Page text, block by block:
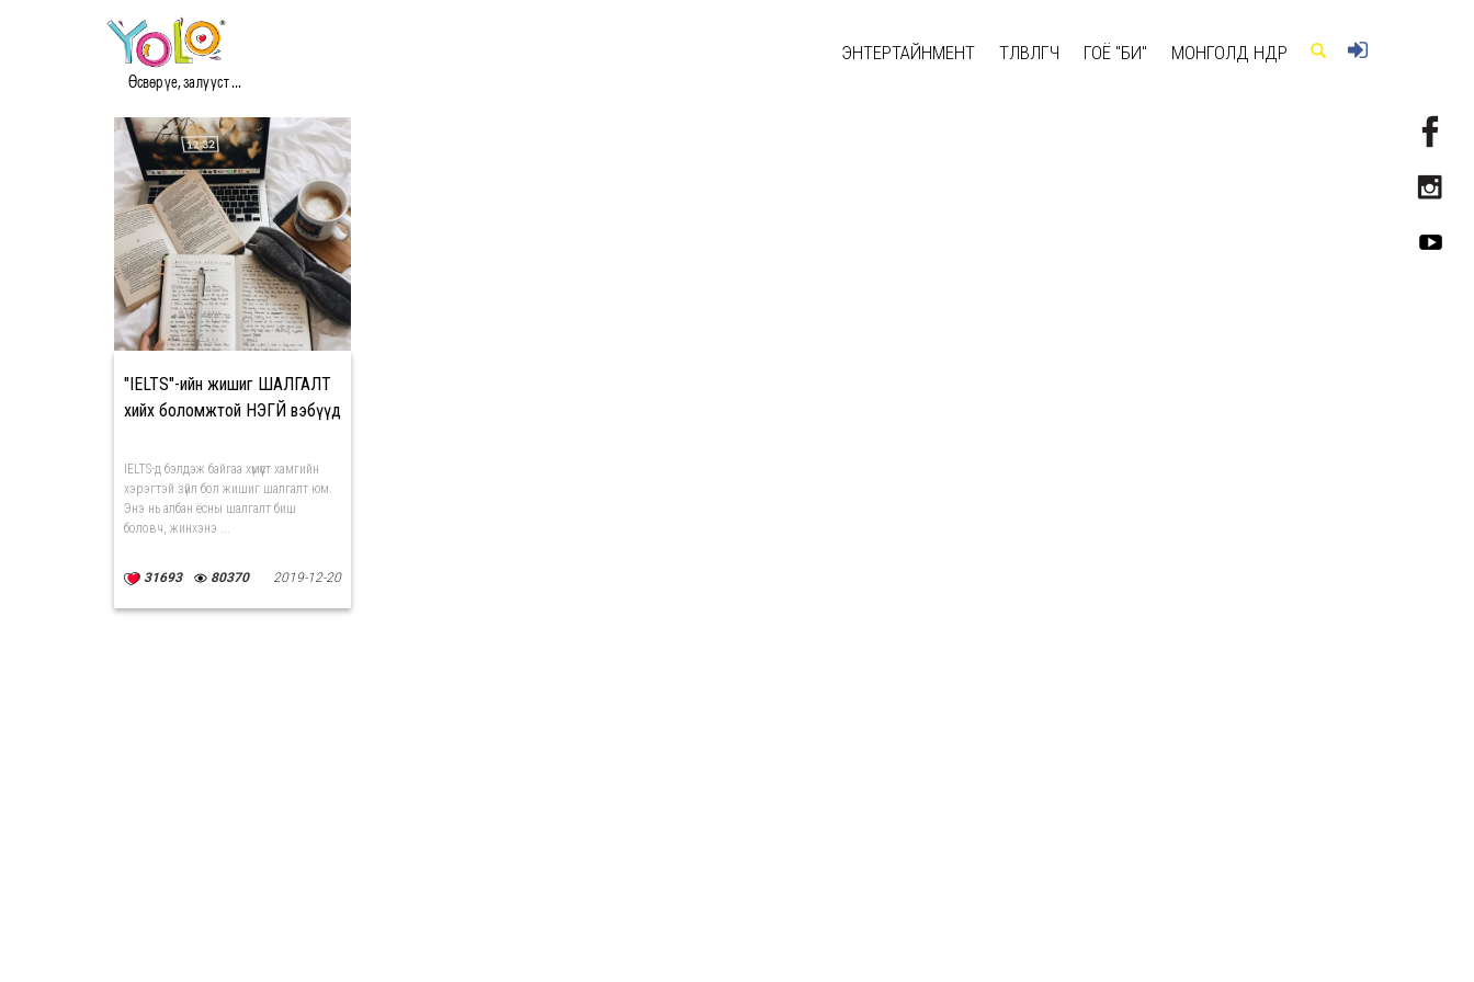
Өсвөр үе, залууст ...
ЭНТЕРТАЙНМЕНТ ТӨЛӨВЛӨГЧ ГОЁ "БИ" МОНГОЛД ӨНӨӨДӨР
#MOCK TEST МЭДЭЭ
"IELTS"-ийн жишиг ШАЛГАЛТ
хийх боломжтой ҮНЭГҮЙ вэбүүд
IELTS-д бэлдэж байгаа хүмүүст хамгийн
хэрэгтэй зүйл бол жишиг шалгалт юм.
Энэ нь албан ёсны шалгалт биш
боловч, жинхэнэ ...
31693 80370 2019-12-20